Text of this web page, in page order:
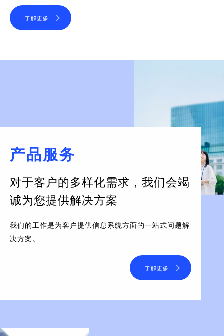
了解更多
产品服务
对于客户的多样化需求， 我们会竭
诚为您提供解决方案
我们的工作是为客户提供信息系统方面的一站式问题解
决方案。
了解更多